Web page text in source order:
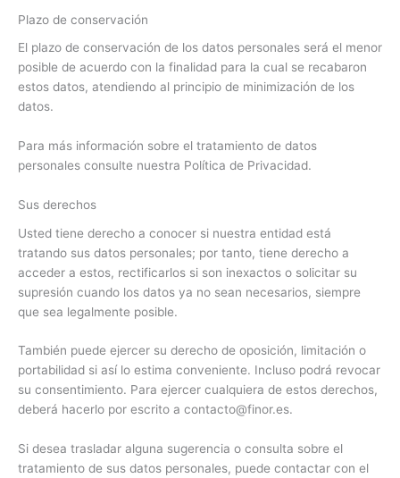
Plazo de conservación
El plazo de conservación de los datos personales será el menor
posible de acuerdo con la finalidad para la cual se recabaron
estos datos, atendiendo al principio de minimización de los
datos.
Para más información sobre el tratamiento de datos
personales consulte nuestra Política de Privacidad.
Sus derechos
Usted tiene derecho a conocer si nuestra entidad está
tratando sus datos personales; por tanto, tiene derecho a
acceder a estos, rectificarlos si son inexactos o solicitar su
supresión cuando los datos ya no sean necesarios, siempre
que sea legalmente posible.
También puede ejercer su derecho de oposición, limitación o
portabilidad si así lo estima conveniente. Incluso podrá revocar
su consentimiento. Para ejercer cualquiera de estos derechos,
deberá hacerlo por escrito a contacto@finor.es.
Si desea trasladar alguna sugerencia o consulta sobre el
tratamiento de sus datos personales, puede contactar con el